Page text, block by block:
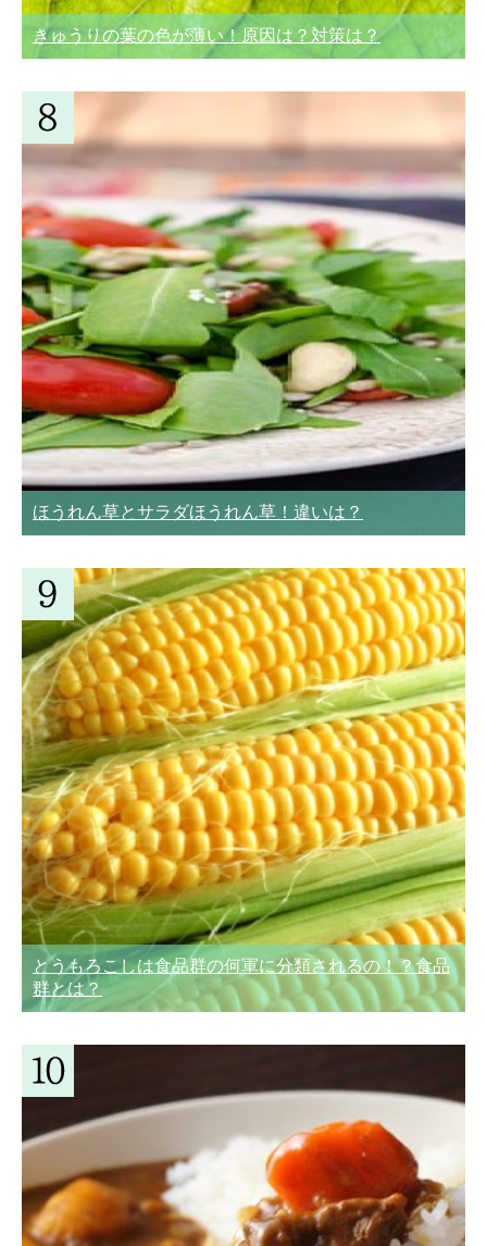
きゅうりの葉の色が薄い！原因は？対策は？
ほうれん草とサラダほうれん草！違いは？
とうもろこしは食品群の何軍に分類されるの！？食品
群とは？